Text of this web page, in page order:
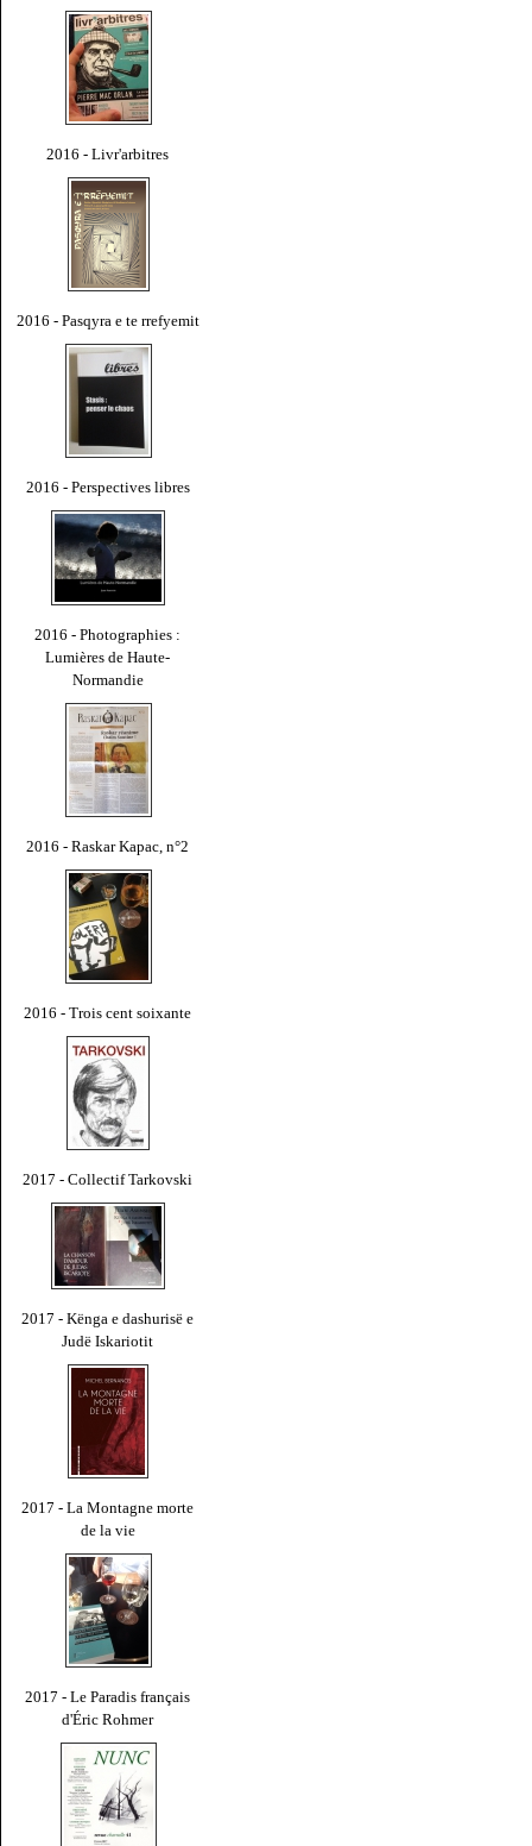
2016 - Livr'arbitres
2016 - Pasqyra e te rrefyemit
2016 - Perspectives libres
2016 - Photographies :
Lumières de Haute-
Normandie
2016 - Raskar Kapac, n°2
2016 - Trois cent soixante
2017 - Collectif Tarkovski
2017 - Kënga e dashurisë e
Judë Iskariotit
2017 - La Montagne morte
de la vie
2017 - Le Paradis français
d'Éric Rohmer